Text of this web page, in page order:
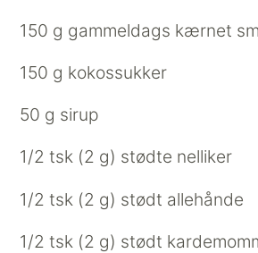
150 g gammeldags kærnet
150 g kokossukker
50 g sirup
1/2 tsk (2 g) stødte nelliker
1/2 tsk (2 g) stødt allehånde
1/2 tsk (2 g) stødt